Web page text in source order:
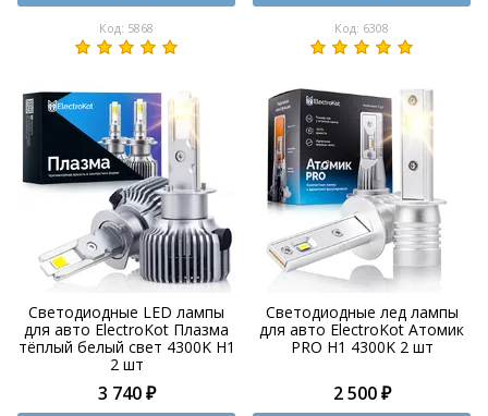
Код: 5868 Код: 6308
Светодиодные LED лампы
для авто ElectroKot Плазма
тёплый белый свет 4300K H1
2 шт
3 740 ₽
Светодиодные лед лампы
для авто ElectroKot Атомик
PRO H1 4300K 2 шт
2 500 ₽